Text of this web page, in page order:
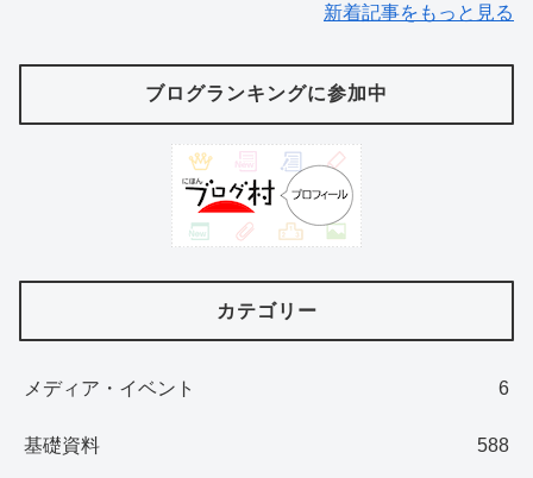
新着記事をもっと見る
ブログランキングに参加中
カテゴリー
メディア・イベント 6
基礎資料 588